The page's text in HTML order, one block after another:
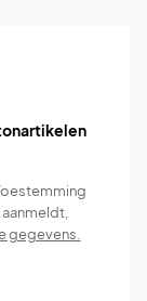
gegevens.